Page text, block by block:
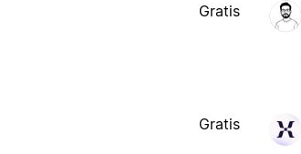
Gratis
Gratis